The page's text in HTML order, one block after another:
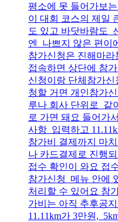
평소에 못 들어가보
이 대회 코스의 제일
도 있고 바닷바람도
엔 나쁘지 않은 편이
참가신청은 진해마
접속하면 상단에 참
신청이랑 단체참가
청할 거면 개인참가
루나 회사 단위로 같
로 가면 돼요 들어가
사항 입력하고
참가비 결제까지 마
나 카드결제로 진행
접수 확인이 와요 접
참가신청 메뉴 안에
처리할 수 있어요 참
가비는 아직 추후공
11.11km가 3만원,